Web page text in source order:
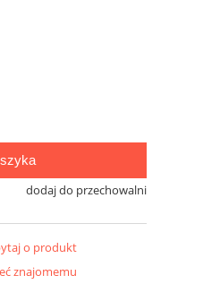
dodaj do przechowalni
o produkt
znajomemu